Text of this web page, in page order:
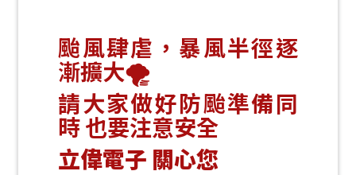
颱風肆虐，暴風半徑逐
漸擴大🌪️
請大家做好防颱準備同
時 也要注意安全
立偉電子 關心您